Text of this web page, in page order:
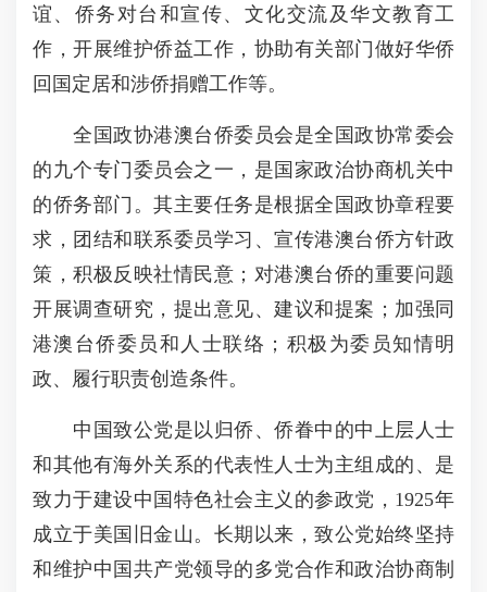
谊、侨务对台和宣传、文化交流及华文教育工
作，开展维护侨益工作，协助有关部门做好华侨
回国定居和涉侨捐赠工作等。
全国政协港澳台侨委员会是全国政协常委会
的九个专门委员会之一，是国家政治协商机关中
的侨务部门。其主要任务是根据全国政协章程要
求，团结和联系委员学习、宣传港澳台侨方针政
策，积极反映社情民意；对港澳台侨的重要问题
开展调查研究，提出意见、建议和提案；加强同
港澳台侨委员和人士联络；积极为委员知情明
政、履行职责创造条件。
中国致公党是以归侨、侨眷中的中上层人士
和其他有海外关系的代表性人士为主组成的、是
致力于建设中国特色社会主义的参政党，1925年
成立于美国旧金山。长期以来，致公党始终坚持
和维护中国共产党领导的多党合作和政治协商制